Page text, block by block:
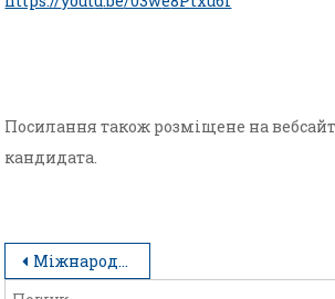
Посилання також розміщене на
кандидата.
Міжнародний день кухаря